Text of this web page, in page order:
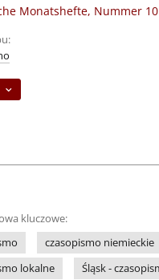
Monatshefte, Nummer
kluczowe:
czasopismo niemieckie
lokalne
Śląsk -